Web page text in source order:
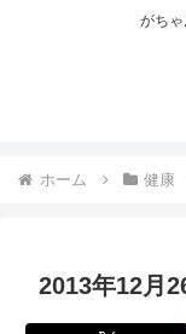
がち
ホーム 健康
2013年12月